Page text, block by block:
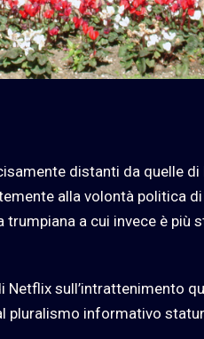
distanti da quelle
alla volontà politica
trumpiana a cui invece è più
sull’intrattenimento
pluralismo informativo